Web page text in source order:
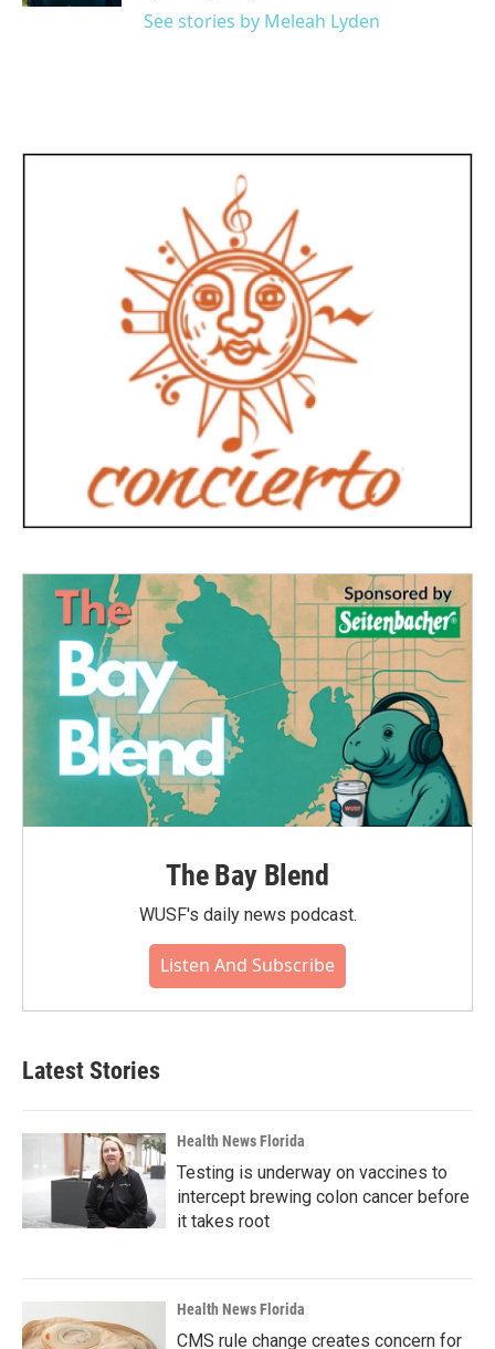
See stories by Meleah Lyden
The Bay Blend
WUSF's daily news podcast.
Listen And Subscribe
Latest Stories
Health News Florida
Testing is underway on vaccines to
intercept brewing colon cancer before
it takes root
Health News Florida
CMS rule change creates concern for